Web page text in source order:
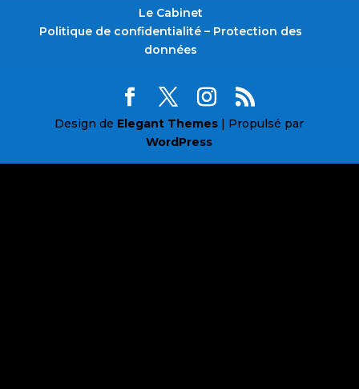
Le Cabinet
Politique de confidentialité – Protection des
données
Design de Elegant Themes | Propulsé par
WordPress